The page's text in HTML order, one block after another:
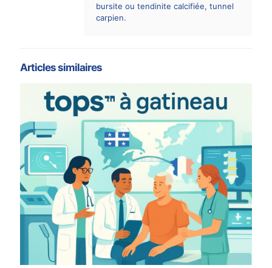
bursite ou tendinite calcifiée, tunnel
carpien.
Articles similaires